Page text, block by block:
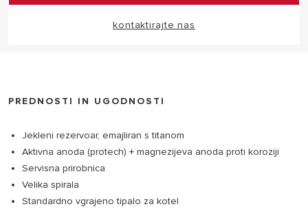
kontaktirajte nas
PREDNOSTI IN UGODNOSTI
Jekleni rezervoar, emajliran s titanom
Aktivna anoda (protech) + magnezijeva anoda proti koroziji
Servisna prirobnica
Velika spirala
Standardno vgrajeno tipalo za kotel